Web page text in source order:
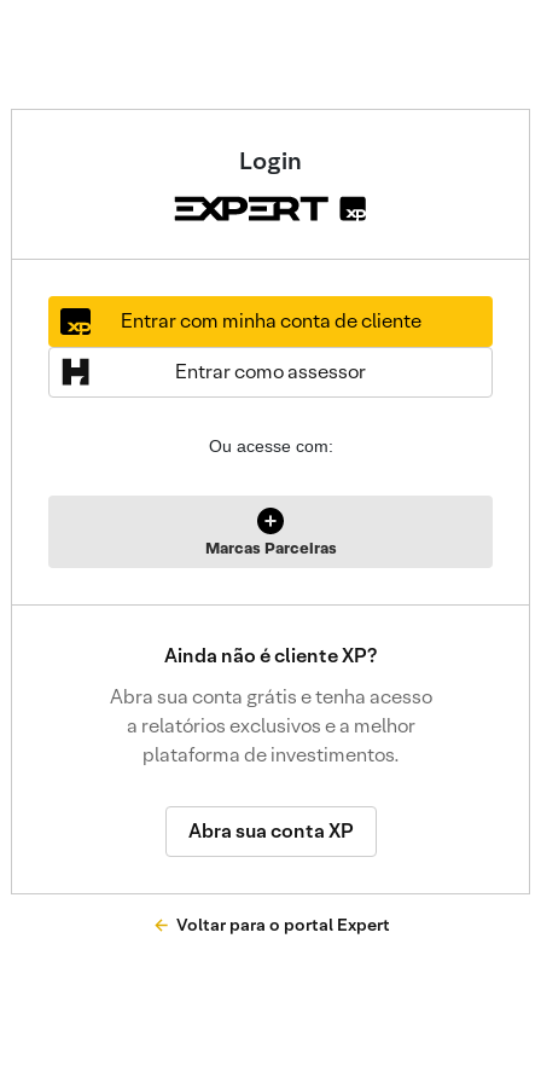
Login
Entrar com minha conta de cliente
Entrar como assessor
Ou acesse com:
Marcas Parceiras
Ainda não é cliente XP?
Abra sua conta grátis e tenha acesso
a relatórios exclusivos e a melhor
plataforma de investimentos.
Abra sua conta XP
Voltar para o portal Expert